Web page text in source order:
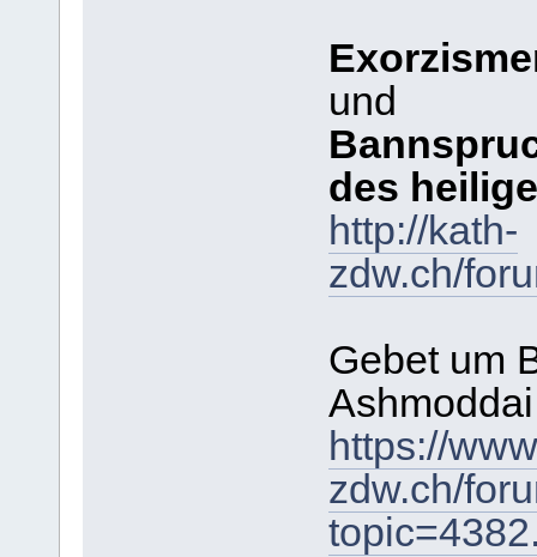
und
des
http://kath-
zdw.ch/
Gebet um
https://
zdw.ch/